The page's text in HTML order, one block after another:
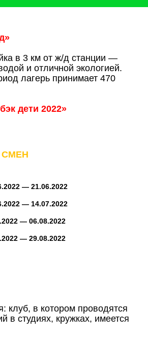
в 3 км от ж/д станции —
и отличной экологией.
лагерь принимает 470
дети 2022»
СМЕН
— 21.06.2022
— 14.07.2022
— 06.08.2022
— 29.08.2022
клуб, в котором проводятся
в студиях, кружках, имеется